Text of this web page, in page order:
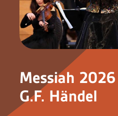
Messiah 2026
G.F. Händel